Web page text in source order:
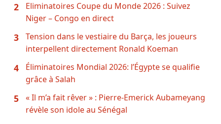
2
Eliminatoires Coupe du Monde 2026 : Suivez
Niger – Congo en direct
3
Tension dans le vestiaire du Barça, les joueurs
interpellent directement Ronald Koeman
4
Éliminatoires Mondial 2026: l’Égypte se qualifie
grâce à Salah
5
« Il m’a fait rêver » : Pierre-Emerick Aubameyang
révèle son idole au Sénégal